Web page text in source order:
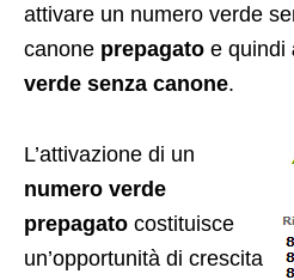
attivare un numero verde
canone prepagato e quindi
verde senza canone.
L’attivazione di un
numero verde
prepagato costituisce
un’opportunità di crescita